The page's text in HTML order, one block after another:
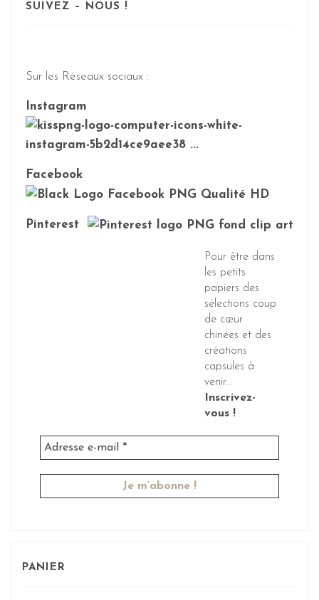
SUIVEZ – NOUS !
Sur les Réseaux sociaux :
Instagram
Facebook
Pinterest
Pour être dans
les petits
papiers des
sélections coup
de cœur
chinées et des
créations
capsules à
venir...
Inscrivez-
vous !
PANIER